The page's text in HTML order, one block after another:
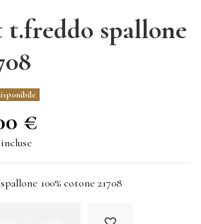
spallone
€
100% cotone 21708